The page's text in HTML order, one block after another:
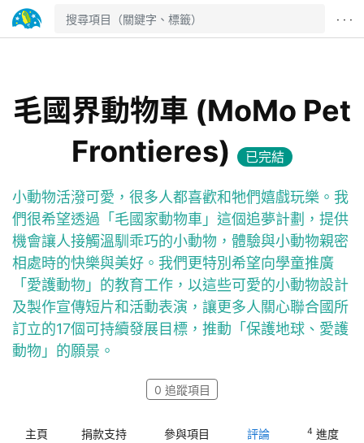
· · ·
毛國界動物車 (MoMo Pet
Frontieres) 已完結
小動物活潑可愛，很多人都喜歡和牠們嬉戲玩樂。我
們很希望透過「毛國家動物車」這個追夢計劃，提供
機會讓人接觸溫馴乖巧的小動物，體驗與小動物親密
相處時的快樂與美好。我們更特別希望向學童推廣
「愛護動物」的教育工作，以這些可愛的小動物設計
及製作宣傳短片和活動表演，讓更多人關心聯合國所
訂立的17個可持續發展目標，推動「保護地球、愛護
動物」的願景。
0 追蹤項目
主頁 捐款支持 參與項目 評論 4 進度